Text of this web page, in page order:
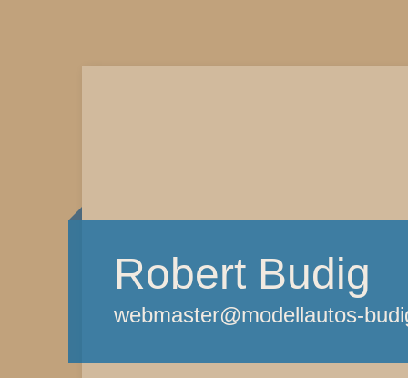
Robert Budig
webmaster@modellautos-